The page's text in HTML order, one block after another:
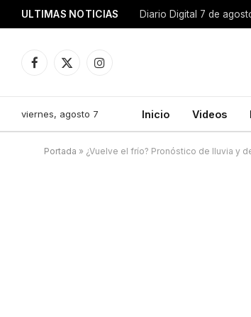
ULTIMAS NOTICIAS Diario Digital 7 de
Facebook
X
Instagram
viernes, agosto 7 Inicio Videos
Portada » ¿Vuelve el frío? Pronóstico de lluvia y